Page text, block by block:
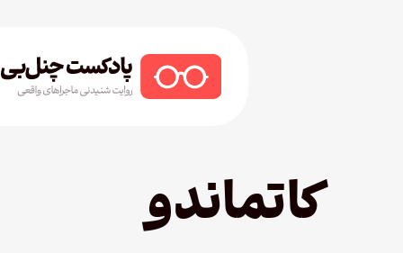
کاتماندو